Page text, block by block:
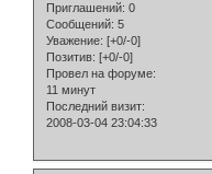
Приглашений: 0
Сообщений: 5
Уважение: [+0/-0]
Позитив: [+0/-0]
Провел на форуме:
11 минут
Последний визит:
2008-03-04 23:04:33